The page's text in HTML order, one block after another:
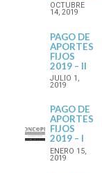
OCTUBRE
14, 2019
PAGO DE
APORTES
FIJOS
2019 – II
JULIO 1,
2019
PAGO DE
APORTES
FIJOS
2019 – I
ENERO 15,
2019